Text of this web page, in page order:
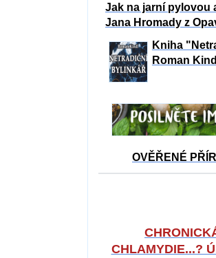
Jak na jarní pylovou
Jana Hromady z
Kniha
Roman Kindl
OVĚŘENÉ
CHLAMYDIE...?